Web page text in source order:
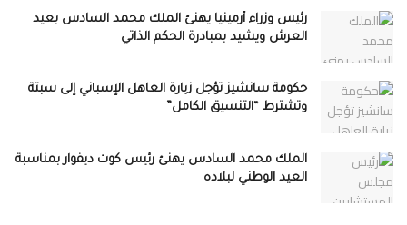
رئيس وزراء أرمينيا يهنئ الملك محمد السادس بعيد
العرش ويشيد بمبادرة الحكم الذاتي
حكومة سانشيز تؤجل زيارة العاهل الإسباني إلى سبتة
وتشترط “التنسيق الكامل”
الملك محمد السادس يهنئ رئيس كوت ديفوار بمناسبة
العيد الوطني لبلاده